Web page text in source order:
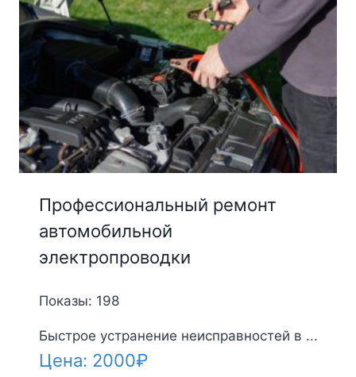
Профессиональный ремонт
автомобильной
электропроводки
Показы: 198
Быстрое устранение неисправностей в ...
Цена: 2000₽